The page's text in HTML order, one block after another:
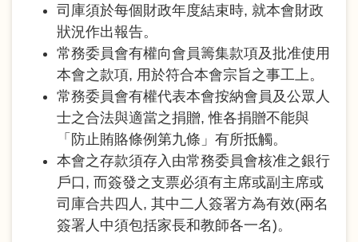
司庫須於每個財政年度結束時, 就本會財政
狀況作出報告。
常務委員會有權向會員籌集款項及批准使用
本會之款項, 用於符合本會宗旨之事工上。
常務委員會有權代表本會按納會員及公眾人
士之合法與適當之捐贈, 惟各捐贈不能與
「防止賄賂條例第九條」有所抵觸。
本會之存款須存入由常務委員會核准之銀行
戶口, 而簽發之支票必須有主席或副主席或
司庫合共四人, 其中二人簽署方為有效(兩名
簽署人中須包括家長和教師各一名)。